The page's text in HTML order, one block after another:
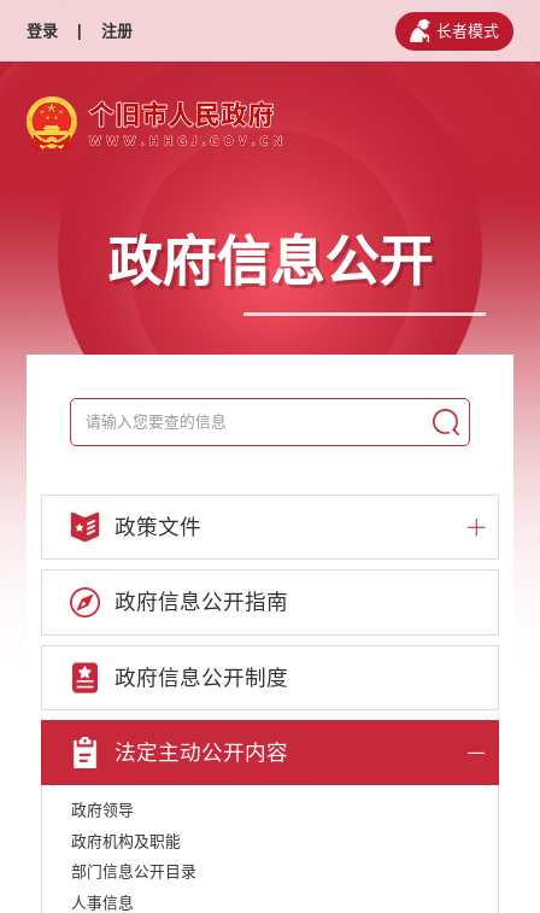
登录 | 注册 长者模式
政府信息公开
政策文件
政府信息公开指南
政府信息公开制度
法定主动公开内容
政府领导
政府机构及职能
部门信息公开目录
人事信息